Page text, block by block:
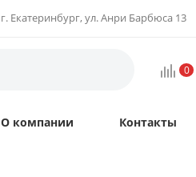
г. Екатеринбург, ул. Анри Барбюса 13
0
О компании Контакты